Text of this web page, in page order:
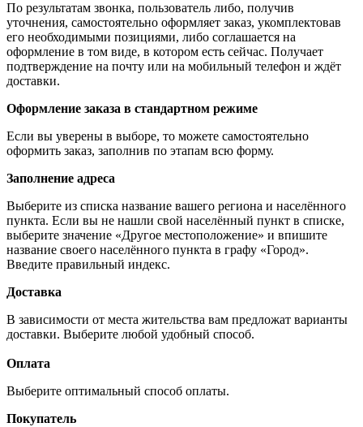
По результатам звонка, пользователь либо, получив
уточнения, самостоятельно оформляет заказ, укомплектовав
его необходимыми позициями, либо соглашается на
оформление в том виде, в котором есть сейчас. Получает
подтверждение на почту или на мобильный телефон и ждёт
доставки.
Оформление заказа в стандартном режиме
Если вы уверены в выборе, то можете самостоятельно
оформить заказ, заполнив по этапам всю форму.
Заполнение адреса
Выберите из списка название вашего региона и населённого
пункта. Если вы не нашли свой населённый пункт в списке,
выберите значение «Другое местоположение» и впишите
название своего населённого пункта в графу «Город».
Введите правильный индекс.
Доставка
В зависимости от места жительства вам предложат варианты
доставки. Выберите любой удобный способ.
Оплата
Выберите оптимальный способ оплаты.
Покупатель